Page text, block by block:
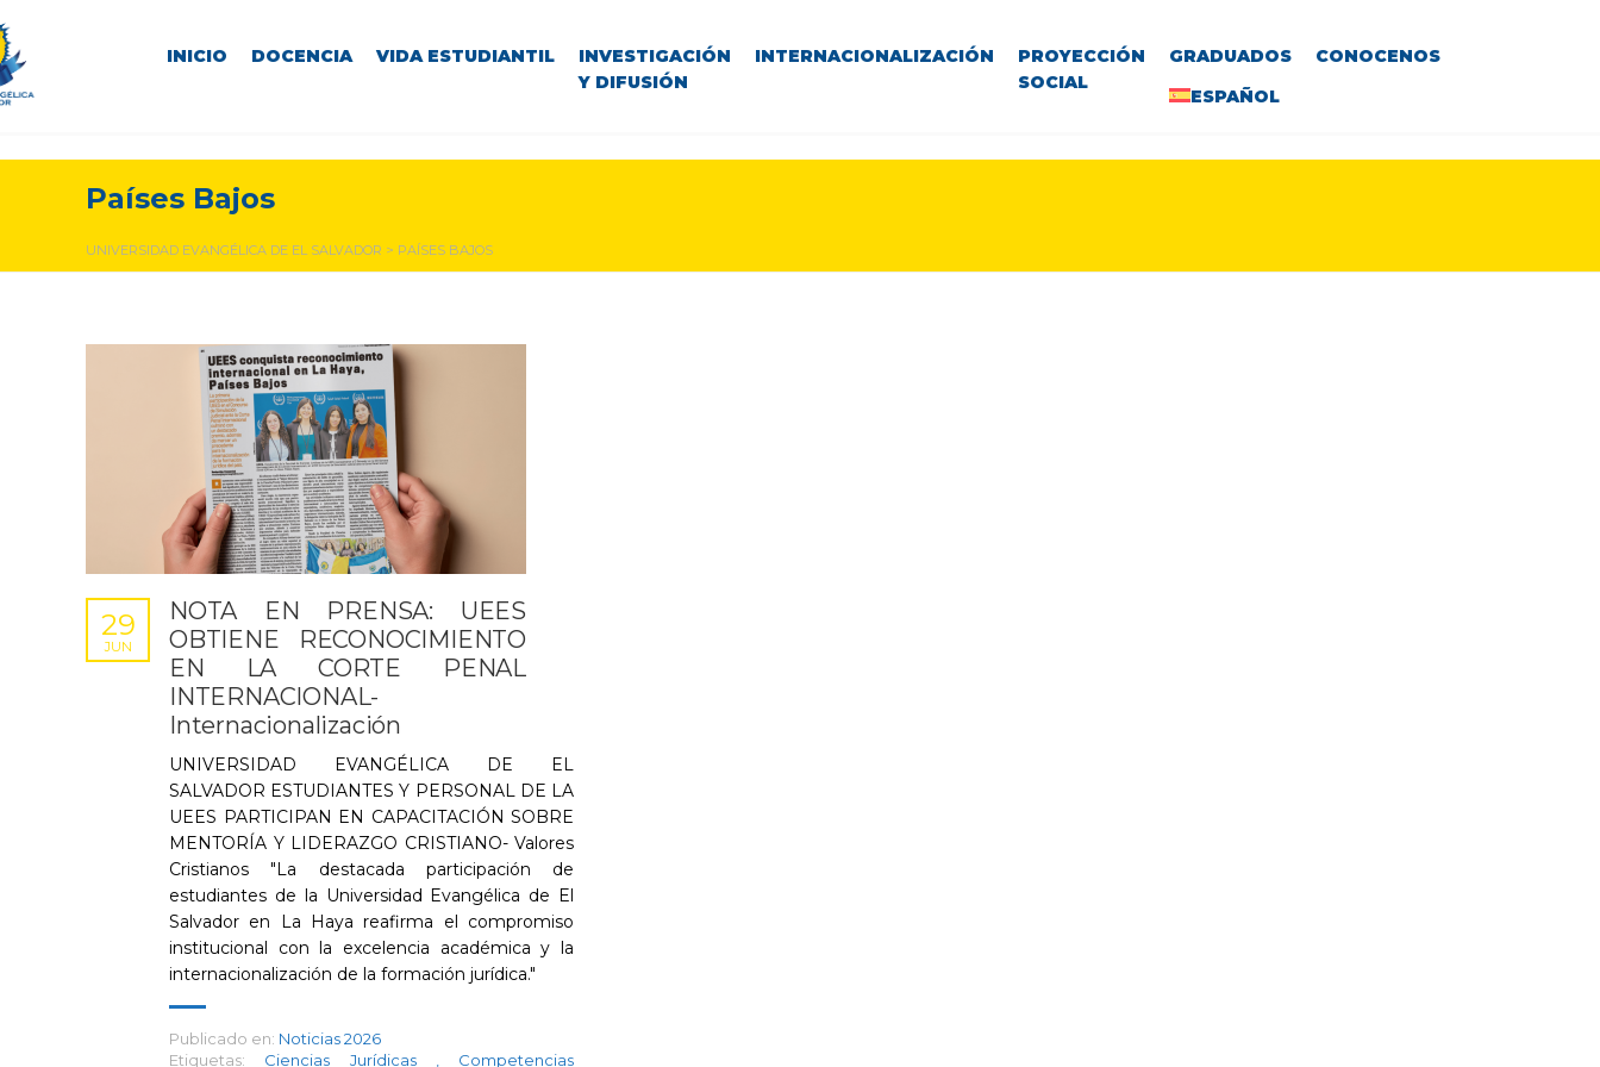
INICIO DOCENCIA VIDA ESTUDIANTIL
INVESTIGACIÓN
Y DIFUSIÓN
INTERNACIONALIZACIÓN
PROYECCIÓN
SOCIAL
GRADUADOS
CONOCENOS
ESPAÑOL
Países Bajos
UNIVERSIDAD EVANGÉLICA DE EL SALVADOR > PAÍSES BAJOS
NOTA EN PRENSA: UEES
OBTIENE RECONOCIMIENTO
EN LA CORTE PENAL
INTERNACIONAL-
Internacionalización
29
JUN
UNIVERSIDAD EVANGÉLICA DE EL
SALVADOR ESTUDIANTES Y PERSONAL DE LA
UEES PARTICIPAN EN CAPACITACIÓN SOBRE
MENTORÍA Y LIDERAZGO CRISTIANO- Valores
Cristianos "La destacada participación de
estudiantes de la Universidad Evangélica de El
Salvador en La Haya reafirma el compromiso
institucional con la excelencia académica y la
internacionalización de la formación jurídica."
Publicado en: Noticias 2026
Etiquetas:
Ciencias Jurídicas Competencias